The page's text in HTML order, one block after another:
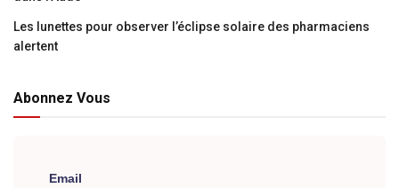
Les lunettes pour observer l’éclipse solaire des pharmaciens
alertent
Abonnez Vous
Email